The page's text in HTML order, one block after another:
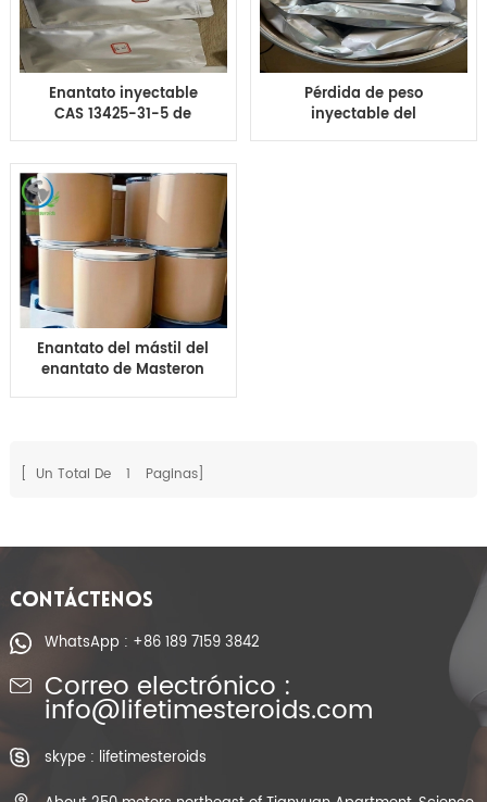
Enantato inyectable
CAS 13425-31-5 de
Drostanolone
los esteroides
anabólicos
Pérdida de peso
inyectable del
enantato de Masteron
Enantato del mástil del
enantato de Masteron
5
[ Un Total De 1 Paginas]
CONTÁCTENOS
WhatsApp : +86 189 7159 3842
Correo electrónico :
info@lifetimesteroids.com
skype : lifetimesteroids